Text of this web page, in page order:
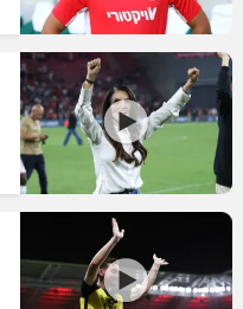
VOD
רץ ברשת
תוצאות
לוח שידורים
מכבי חיפה
בית"ר ירושלים
מכבי תל אביב
הפועל תל אביב
הפועל חיפה
הפועל באר שבע
ליגה איטלקית
ליגה צרפתית
ליגה הולנדית
ליגה סינית
הפועל חולון
הפועל ירושלים
דני אבדיה
יורוקאפ
כדוריד
כדורעף
אגרוף